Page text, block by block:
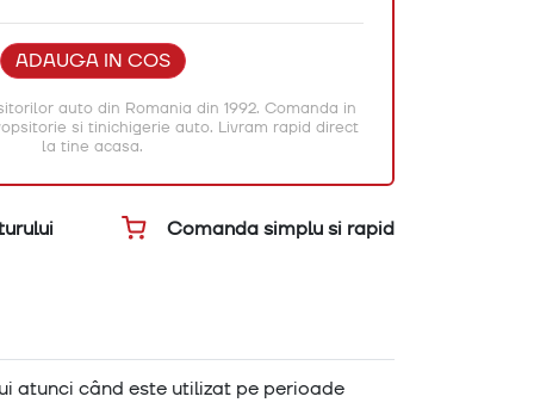
ADAUGA IN COS
auto din Romania din 1992. Comanda in
si tinichigerie auto. Livram rapid direct
la tine acasa.
Comanda simplu si rapid
atunci când este utilizat pe perioade